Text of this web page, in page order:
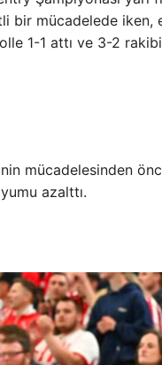
bir mücadelede iken,
1-1 attı ve 3-2
mücadelesinden
azalttı.